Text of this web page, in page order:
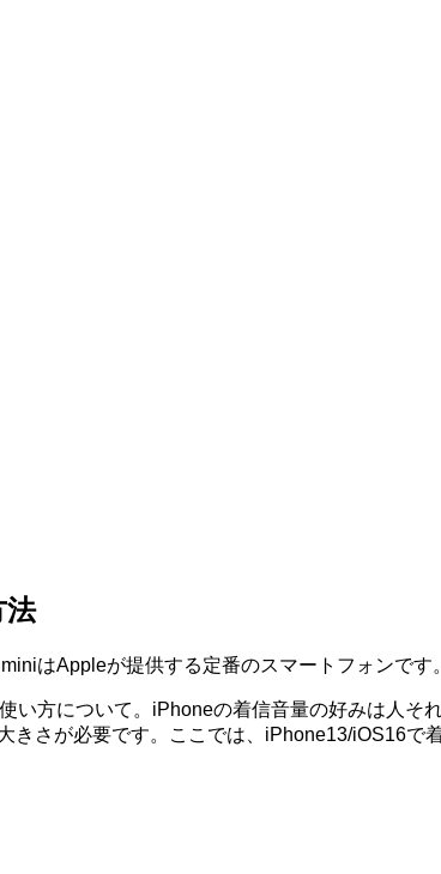
法
はAppleが提供する定番のスマートフォンです。
い方について。iPhoneの着信音量の好みは人
さが必要です。ここでは、iPhone13/iOS16で